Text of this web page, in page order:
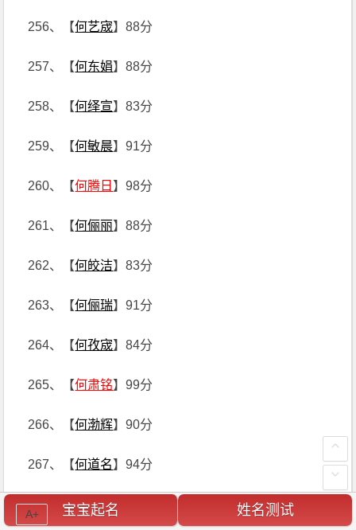
256、【何艺宬】88分
257、【何东娟】88分
258、【何绎宣】83分
259、【何敏晨】91分
260、【何腾日 】98分
261、【何俪丽】88分
262、【何皎洁】83分
263、【何俪瑞】91分
264、【何孜宬】84分
265、【何肃铭】99分
266、【何渤辉】90分
267、【何道名】94分
268、【何婷苇】85分
宝宝起名 姓名测试
A+